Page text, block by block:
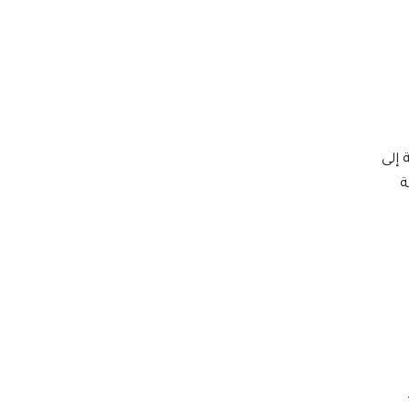
إلى